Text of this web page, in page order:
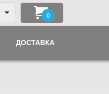
0
ДОСТАВКА